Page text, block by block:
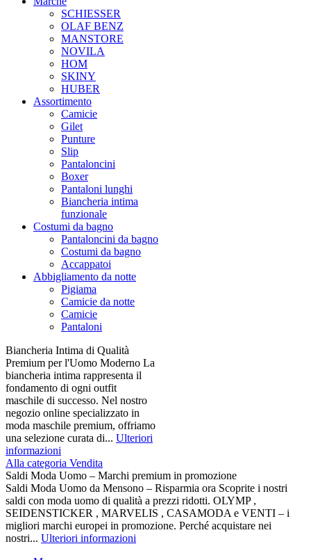
SCHIESSER
OLAF BENZ
MANSTORE
NOVILA
HOM
SKINY
HUBER
Assortimento
Camicie
Gilet
Punture
Slip
Pantaloncini
Boxer
Pantaloni lunghi
Biancheria intima
funzionale
Costumi da bagno
Pantaloncini da bagno
Costumi da bagno
Accappatoi
Abbigliamento da notte
Pigiama
Camicie da notte
Camicie
Pantaloni
Biancheria Intima di Qualità
Premium per l'Uomo Moderno La
biancheria intima rappresenta il
fondamento di ogni outfit
maschile di successo. Nel nostro
negozio online specializzato in
moda maschile premium, offriamo
una selezione curata di... Ulteriori
informazioni
Alla categoria Vendita
Saldi Moda Uomo – Marchi premium in promozione
Saldi Moda Uomo da Mensono – Risparmia ora Scoprite i nostri
saldi con moda uomo di qualità a prezzi ridotti. OLYMP ,
SEIDENSTICKER , MARVELIS , CASAMODA e VENTI – i
migliori marchi europei in promozione. Perché acquistare nei
nostri... Ulteriori informazioni